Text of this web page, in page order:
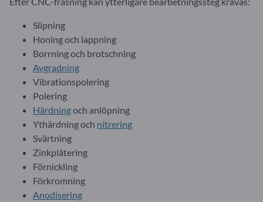
Slipning
Honing och lappning
Borrning och brotschning
Avgradning
Vibrationspolering
Polering
Härdningoch anlöpning
Ythärdning och nitrering
Svärtning
Zinkplätering
Förnickling
Förkromning
Anodisering